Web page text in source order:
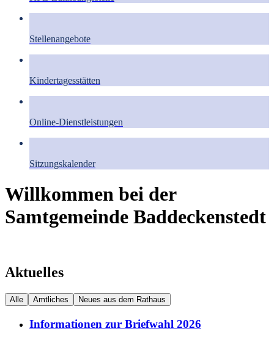
Stellenangebote
Kindertagesstätten
Online-Dienstleistungen
Sitzungskalender
Willkommen bei der
Samtgemeinde Baddeckenstedt
Aktuelles
Alle Amtliches Neues aus dem Rathaus
Informationen zur Briefwahl 2026